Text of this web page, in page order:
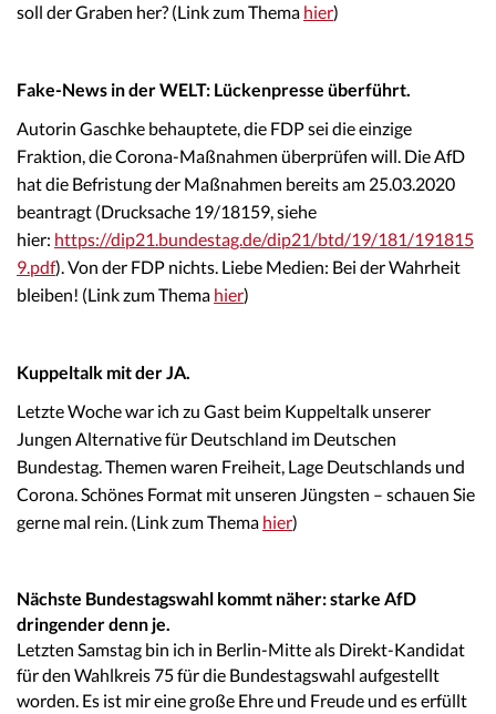
soll der Graben her? (Link zum Thema hier)
Fake-News in der WELT: Lückenpresse überführt.
Autorin Gaschke behauptete, die FDP sei die einzige
Fraktion, die Corona-Maßnahmen überprüfen will. Die AfD
hat die Befristung der Maßnahmen bereits am 25.03.2020
beantragt (Drucksache 19/18159, siehe
hier: https://dip21.bundestag.de/dip21/btd/19/181/191815
9.pdf). Von der FDP nichts. Liebe Medien: Bei der Wahrheit
bleiben! (Link zum Thema hier)
Kuppeltalk mit der JA.
Letzte Woche war ich zu Gast beim Kuppeltalk unserer
Jungen Alternative für Deutschland im Deutschen
Bundestag. Themen waren Freiheit, Lage Deutschlands und
Corona. Schönes Format mit unseren Jüngsten – schauen Sie
gerne mal rein. (Link zum Thema hier)
Nächste Bundestagswahl kommt näher: starke AfD
dringender denn je.
Letzten Samstag bin ich in Berlin-Mitte als Direkt-Kandidat
für den Wahlkreis 75 für die Bundestagswahl aufgestellt
worden. Es ist mir eine große Ehre und Freude und es erfüllt